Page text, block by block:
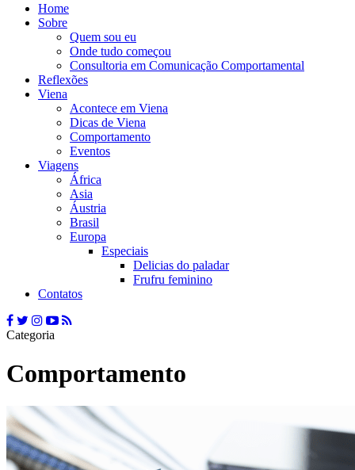
Home
Sobre
Quem sou eu
Onde tudo começou
Consultoria em Comunicação Comportamental
Reflexões
Viena
Acontece em Viena
Dicas de Viena
Comportamento
Eventos
Viagens
África
Asia
Áustria
Brasil
Europa
Especiais
Delicias do paladar
Frufru feminino
Contatos
Categoria
Comportamento